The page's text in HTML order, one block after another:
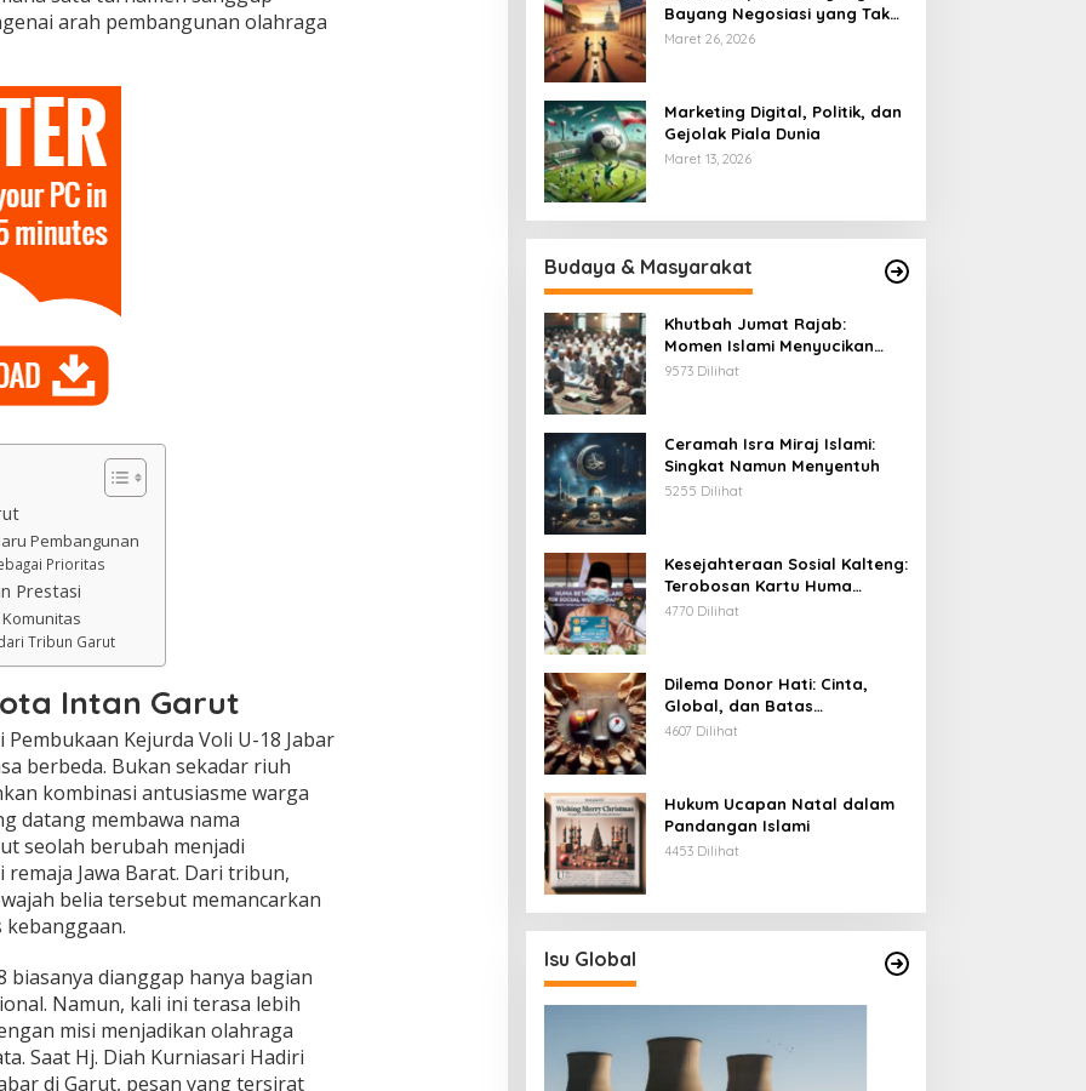
arah pembangunan olahraga
Pembangunan
Prioritas
Prestasi
Tribun Garut
Intan Garut
Kejurda Voli U-18 Jabar
berbeda. Bukan sekadar riuh
kombinasi antusiasme warga
datang membawa nama
seolah berubah menjadi
Jawa Barat. Dari tribun,
belia tersebut memancarkan
biasanya dianggap hanya bagian
Namun, kali ini terasa lebih
misi menjadikan olahraga
Saat Hj. Diah Kurniasari Hadiri
di Garut, pesan yang tersirat
Bayang Negosiasi yang Tak
Pernah Usai
Maret 26, 2026
Marketing Digital, Politik, dan
Gejolak Piala Dunia
Maret 13, 2026
Budaya & Masyarakat
Khutbah Jumat Rajab:
Momen Islami Menyucikan
Hati
9573 Dilihat
Ceramah Isra Miraj Islami:
Singkat Namun Menyentuh
5255 Dilihat
Kesejahteraan Sosial Kalteng:
Terobosan Kartu Huma
Betang
4770 Dilihat
Dilema Donor Hati: Cinta,
Global, dan Batas
Pengorbanan
4607 Dilihat
Hukum Ucapan Natal dalam
Pandangan Islami
4453 Dilihat
Isu Global